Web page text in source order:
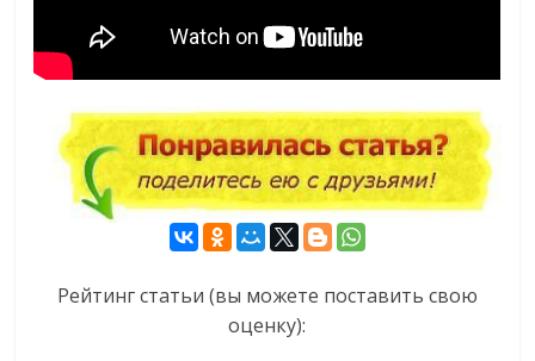
Рейтинг статьи (вы можете поставить свою
оценку):